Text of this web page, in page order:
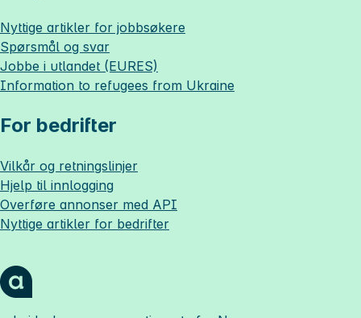
Nyttige artikler for jobbsøkere
Spørsmål og svar
Jobbe i utlandet (EURES)
Information to refugees from Ukraine
For bedrifter
Vilkår og retningslinjer
Hjelp til innlogging
Overføre annonser med API
Nyttige artikler for bedrifter